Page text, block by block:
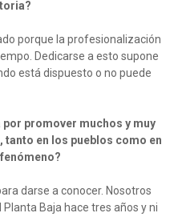
porque la profesionalización
Dedicarse a esto supone
está dispuesto o no puede
promover muchos y muy
en los pueblos como en
darse a conocer. Nosotros
Baja hace tres años y ni